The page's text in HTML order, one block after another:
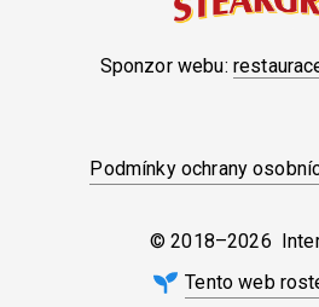
Sponzor webu:
Podmínky ochrany
© 2018–2026
Tento web